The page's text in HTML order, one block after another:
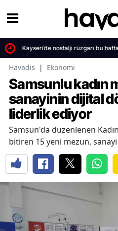
Kayseri’de nostalji rüzgarı bu
Havadis | Ekonomi
Samsunlu kadın
sanayinin dijital
liderlik ediyor
Samsun'da düzenlenen
bitiren 15 yeni mezun, sanayi